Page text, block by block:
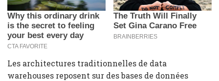
Les architectures traditionnelles de data
warehouses reposent sur des bases de données